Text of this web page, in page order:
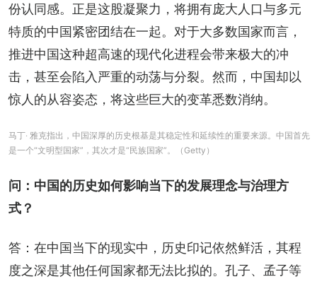
份认同感。正是这股凝聚力，将拥有庞大人口与多元
特质的中国紧密团结在一起。对于大多数国家而言，
推进中国这种超高速的现代化进程会带来极大的冲
击，甚至会陷入严重的动荡与分裂。然而，中国却以
惊人的从容姿态，将这些巨大的变革悉数消纳。
马丁‧ 雅克指出，中国深厚的历史根基是其稳定性和延续性的重要来源。中国首先
是一个“文明型国家”，其次才是“民族国家”。（Getty）
问：中国的历史如何影响当下的发展理念与治理方
式？
答：在中国当下的现实中，历史印记依然鲜活，其程
度之深是其他任何国家都无法比拟的。孔子、孟子等